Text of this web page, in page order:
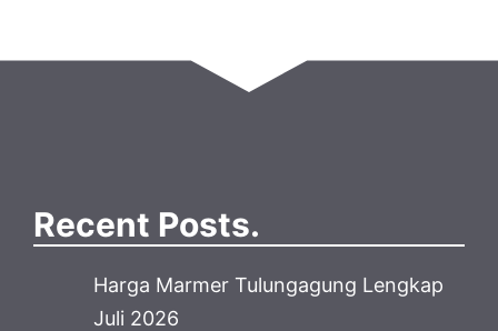
Recent Posts.
Harga Marmer Tulungagung Lengkap
Juli 2026